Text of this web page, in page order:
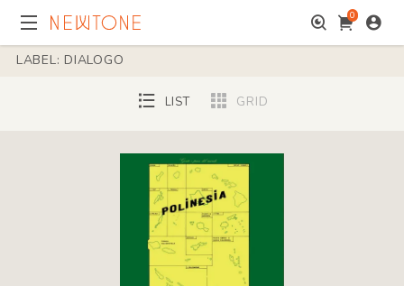
0
LABEL: DIALOGO
LIST GRID